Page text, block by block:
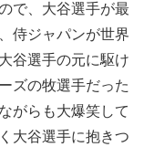
で、大谷選手が最
侍ジャパンが世界
谷選手の元に駆け
ズの牧選手だった
がらも大爆笑して
大谷選手に抱きつ